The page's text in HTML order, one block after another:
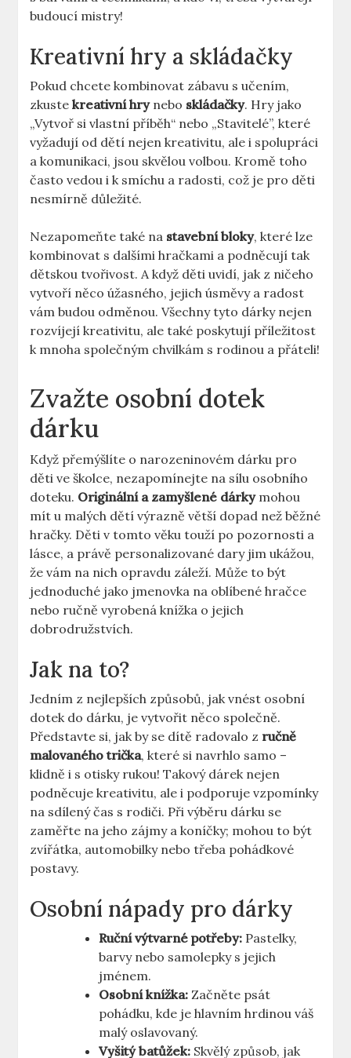
budoucí mistry!
Kreativní hry a skládačky
Pokud‌ chcete kombinovat zábavu s učením,
zkustekreativní hrynebo skládačky. ‍Hry jako
„Vytvoř si vlastní příběh“ nebo ‌„Stavitelé”, které
vyžadují od dětí nejen kreativitu, ⁢ale i spolupráci
a komunikaci, jsou skvělou volbou. Kromě toho
často ⁢vedou i k smíchu a radosti,‌ což‍ je pro děti
nesmírně důležité.
Nezapomeňte také na​ stavební‍ bloky, které lze‍
kombinovat s dalšími ⁣hračkami a podněcují tak
⁣dětskou tvořivost. A když děti uvidí, jak z ničeho⁢
vytvoří něco úžasného, jejich úsměvy a ‌radost
vám budou odměnou. Všechny tyto dárky nejen
rozvíjejí kreativitu, ale také poskytují příležitost
k mnoha společným ⁤chvilkám‍ s rodinou a přáteli!
Zvažte osobní dotek
dárku
Když přemýšlíte o narozeninovém dárku pro
děti ve školce, ⁤nezapomínejte na sílu ⁤osobního
doteku. Originální a‌ zamyšlené dárkymohou‌
mít u malých dětí výrazně větší dopad než běžné
hračky. Děti v tomto ⁢věku touží po pozornosti a
lásce, a právě personalizované dary jim ⁤ukážou,
že vám ⁤na nich opravdu záleží. Může to být
jednoduché jako jmenovka na oblíbené hračce
nebo ručně​ vyrobená knížka ⁤o jejich
dobrodružstvích.
Jak na to?
Jedním z nejlepších ‍způsobů, jak vnést⁢ osobní
dotek do dárku, je vytvořit⁤ něco společně.
Představte si, jak by se dítě radovalo z ručně⁤
malovaného trička, které si⁣ navrhlo samo –
klidně i s otisky rukou! Takový dárek nejen
podněcuje kreativitu,‍ ale i podporuje vzpomínky
na sdílený čas s rodiči. Při výběru dárku se
zaměřte na jeho zájmy a koníčky; mohou to být
zvířátka, automobilky nebo ⁤třeba pohádkové
postavy.
Osobní nápady pro dárky
Ruční ‌výtvarné potřeby: Pastelky,
barvy nebo samolepky s jejich
jménem.
Osobní knížka: Začněte psát
⁤pohádku, kde je hlavním hrdinou váš
malý⁣ oslavovaný.
Vyšitý batůžek: Skvělý způsob, ⁣jak